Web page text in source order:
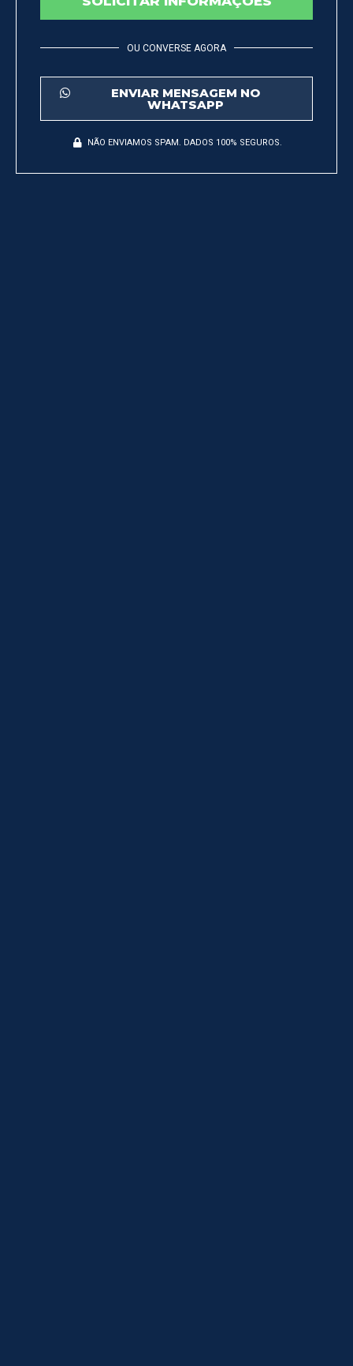
OU CONVERSE AGORA
ENVIAR MENSAGEM NO
WHATSAPP
NÃO ENVIAMOS SPAM. DADOS 100% SEGUROS.